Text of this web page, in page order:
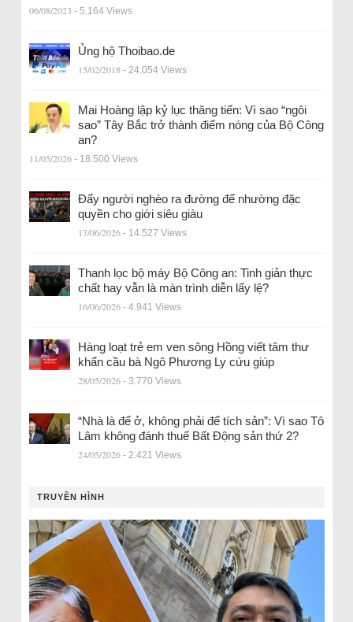
06/08/2023 - 5.164 Views
Ủng hộ Thoibao.de
15/02/2018 - 24.054 Views
Mai Hoàng lập kỷ lục thăng tiến: Vì sao “ngôi
sao” Tây Bắc trở thành điểm nóng của Bộ Công
an?
11/05/2026 - 18.500 Views
Đẩy người nghèo ra đường để nhường đặc
quyền cho giới siêu giàu
17/06/2026 - 14.527 Views
Thanh lọc bộ máy Bộ Công an: Tinh giản thực
chất hay vẫn là màn trình diễn lấy lệ?
16/06/2026 - 4.941 Views
Hàng loạt trẻ em ven sông Hồng viết tâm thư
khẩn cầu bà Ngô Phương Ly cứu giúp
28/05/2026 - 3.770 Views
“Nhà là để ở, không phải để tích sản”: Vì sao Tô
Lâm không đánh thuế Bất Động sản thứ 2?
24/05/2026 - 2.421 Views
TRUYỀN HÌNH